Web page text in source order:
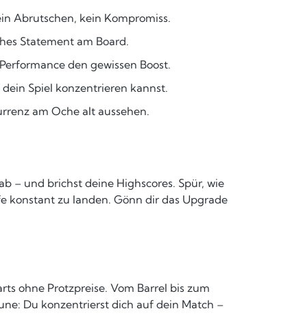
Abrutschen, kein Kompromiss.
Statement am Board.
den gewissen Boost.
Spiel konzentrieren kannst.
am Oche alt aussehen.
– und brichst deine Highscores. Spür, wie
konstant zu landen. Gönn dir das Upgrade
ohne Protzpreise. Vom Barrel bis zum
Du konzentrierst dich auf dein Match –